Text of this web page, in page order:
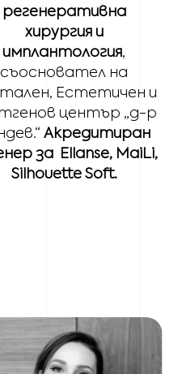
регенеративна
хирургия и
имплантология,
съосновател на
Естетичен и
център „д-р
Акредитиран
за Ellanse, MaiLi,
Silhouette Soft.